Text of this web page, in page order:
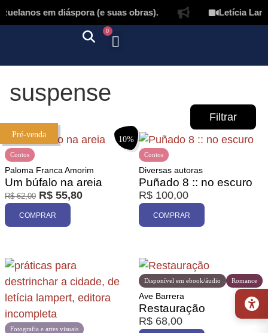
em diáspora (e suas obras). Letícia
0
suspense
Filtrar
Promoção
10%
Pré-venda
Contos
Paloma Franca Amorim
Um búfalo na areia
R$62,00 R$ 55,80
COMPRAR
Contos
Diversas autoras
Puñado 8 :: no escuro
R$ 100,00
COMPRAR
Fotografia e artes visuais
Disponível em ebook/áudio Romance
Ave Barrera
Restauração
R$ 68,00